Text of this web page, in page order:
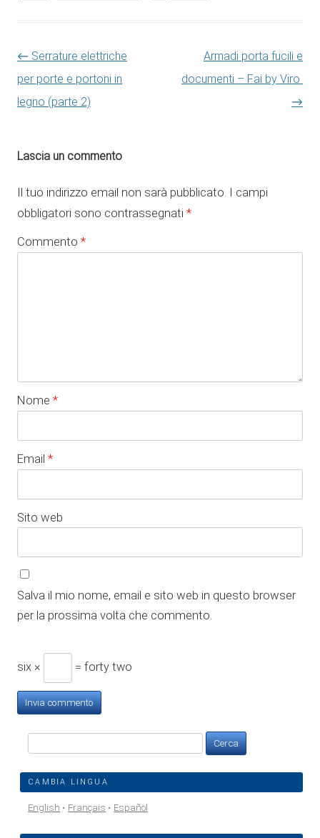
Navigazione articolo
← Serrature elettriche
per porte e portoni in
legno (parte 2)
Armadi porta fucili e
documenti – Fai by Viro
→
Lascia un commento
Il tuo indirizzo email non sarà pubblicato. I campi
obbligatori sono contrassegnati *
Commento *
Nome *
Email *
Sito web
Salva il mio nome, email e sito web in questo browser
per la prossima volta che commento.
six × = forty two
per:
CAMBIA LINGUA
English Français Español